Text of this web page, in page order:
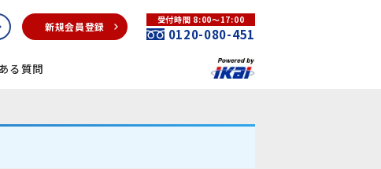
新規会員登録
受付時間 8:00～17:00
0120-080-451
る質問